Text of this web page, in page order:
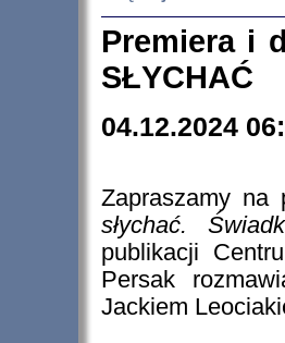
Premiera i
SŁYCHAĆ
04.12.2024
Zapraszamy
słychać.
publikacji
Persak
Jackiem